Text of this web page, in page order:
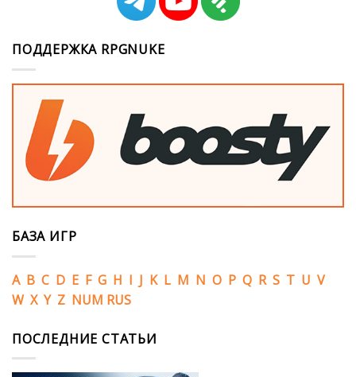
ПОДДЕРЖКА RPGNUKE
БАЗА ИГР
A B C D E F G H I J K L M N O P Q R S T U V
W X Y Z NUM RUS
ПОСЛЕДНИЕ СТАТЬИ